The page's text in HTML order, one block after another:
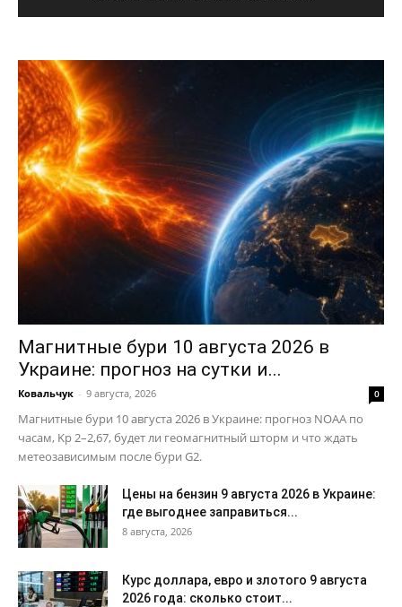
Подписка
Мой аккаунт
Реклама
Контакты
Магнитные бури 10 августа 2026 в
Украине: прогноз на сутки и...
Ковальчук - 9 августа, 2026 0
Магнитные бури 10 августа 2026 в Украине: прогноз NOAA по
часам, Kp 2–2,67, будет ли геомагнитный шторм и что ждать
метеозависимым после бури G2.
Цены на бензин 9 августа 2026 в Украине:
где выгоднее заправиться...
8 августа, 2026
Курс доллара, евро и злотого 9 августа
2026 года: сколько стоит...